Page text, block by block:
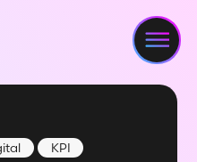
KPI